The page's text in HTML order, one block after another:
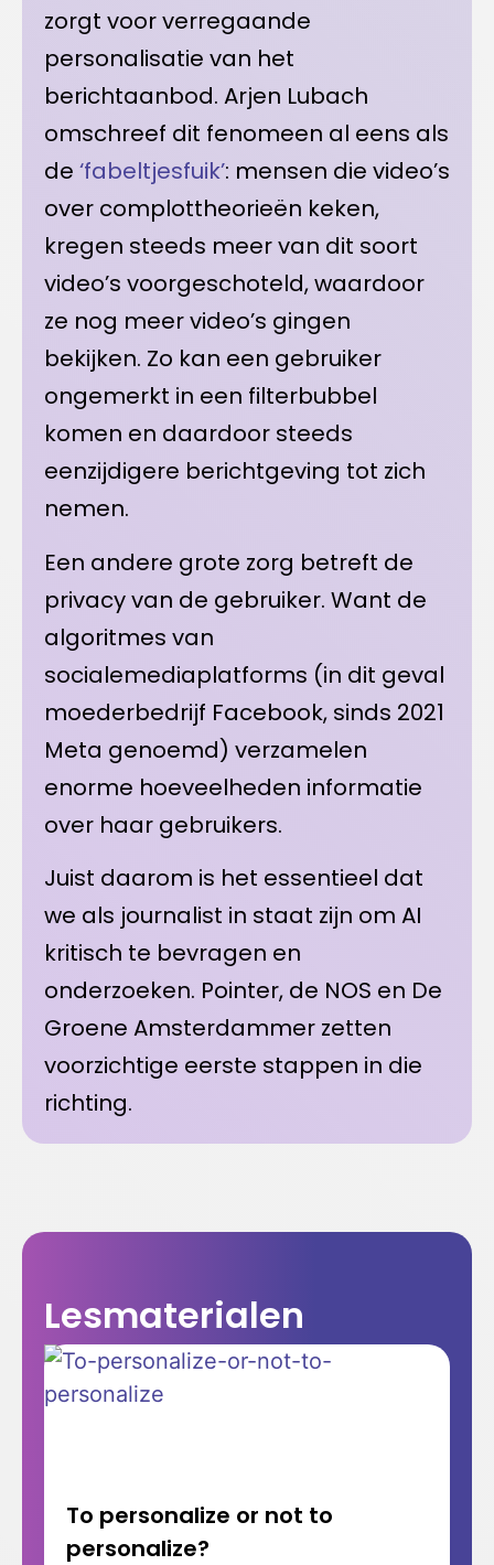
zorgt voor verregaande
personalisatie van het
berichtaanbod. Arjen Lubach
omschreef dit fenomeen al eens als
de ‘fabeltjesfuik’: mensen die video’s
over complottheorieën keken,
kregen steeds meer van dit soort
video’s voorgeschoteld, waardoor
ze nog meer video’s gingen
bekijken. Zo kan een gebruiker
ongemerkt in een filterbubbel
komen en daardoor steeds
eenzijdigere berichtgeving tot zich
nemen.
Een andere grote zorg betreft de
privacy van de gebruiker. Want de
algoritmes van
socialemediaplatforms (in dit geval
moederbedrijf Facebook, sinds 2021
Meta genoemd) verzamelen
enorme hoeveelheden informatie
over haar gebruikers.
Juist daarom is het essentieel dat
we als journalist in staat zijn om AI
kritisch te bevragen en
onderzoeken. Pointer, de NOS en De
Groene Amsterdammer zetten
voorzichtige eerste stappen in die
richting.
Lesmaterialen
To personalize or not to
personalize?